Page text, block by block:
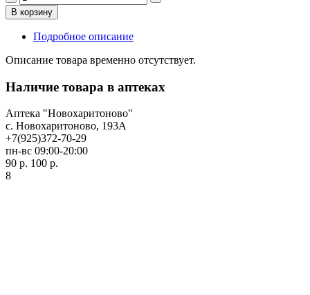
В корзину
Подробное описание
Описание товара временно отсутствует.
Наличие товара в аптеках
Аптека "Новохаритоново"
с. Новохаритоново, 193А
+7(925)372-70-29
пн-вс 09:00-20:00
90 р. 100 р.
8